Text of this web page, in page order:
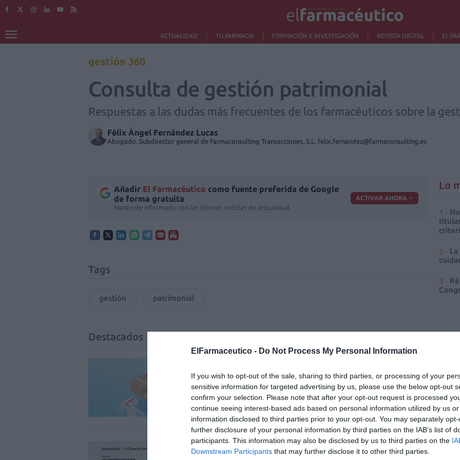
ElFarmaceutico - Do Not Process My Personal Information
If you wish to opt-out of the sale, sharing to third parties, or processing of your
sensitive information for targeted advertising by us, please use the below opt-out
confirm your selection. Please note that after your opt-out request is processed
continue seeing interest-based ads based on personal information utilized by us
information disclosed to third parties prior to your opt-out. You may separately
further disclosure of your personal information by third parties on the IAB’s list of
participants. This information may also be disclosed by us to third parties on the
Downstream Participants that may further disclose it to other third parties.
ACTUALIDAD TU FARMACIA FORMACIÓN E INVESTIGACIÓN REVISTA DIGITAL EL
gestión 360
Consulta de gestión patrimonial
Respuestas a las dudas más frecuentes de los farmacéuticos sobre la
Félix Ángel Fernández Lucas
Abogado. Subdirector general de Farmaconsulting Transacciones, S.L. felix.fernandez@farmaconsulting.es
Añadir El Farmacéutico como fuente preferida de Google
de forma gratuita
Mantente informado con las últimas noticias de actualidad.
ACTIVAR AHORA
Tags
gestión patrimonial
Destacados
uso humano: seguridad y trazabilidad
DIGITAL Isabel Marín Moral 28/07/2026
Récord de comunicaciones para el 24
Lo